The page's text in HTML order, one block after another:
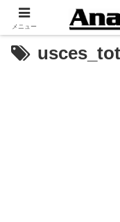
メニュー